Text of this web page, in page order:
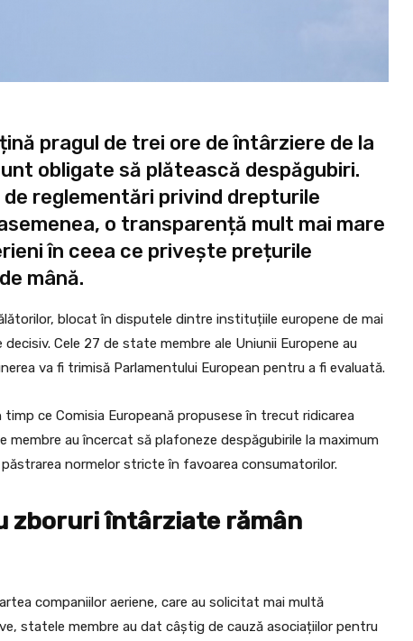
pragul de trei ore de întârziere de la
obligate să plătească despăgubiri.
reglementări privind drepturile
o transparență mult mai mare
în ceea ce privește prețurile
mână.
blocat în disputele dintre instituțiile europene de mai
Cele 27 de state membre ale Uniunii Europene au
va fi trimisă Parlamentului European pentru a fi evaluată.
timp ce Comisia Europeană propusese în trecut ridicarea
membre au încercat să plafoneze despăgubirile la maximum
normelor stricte în favoarea consumatorilor.
zboruri întârziate rămân
companiilor aeriene, care au solicitat mai multă
statele membre au dat câștig de cauză asociațiilor pentru